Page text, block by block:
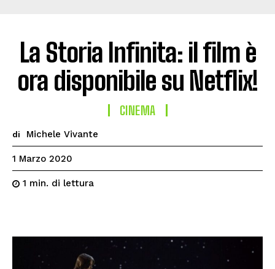
La Storia Infinita: il film è
ora disponibile su Netflix!
CINEMA
di Michele Vivante
1 Marzo 2020
1 min. di lettura